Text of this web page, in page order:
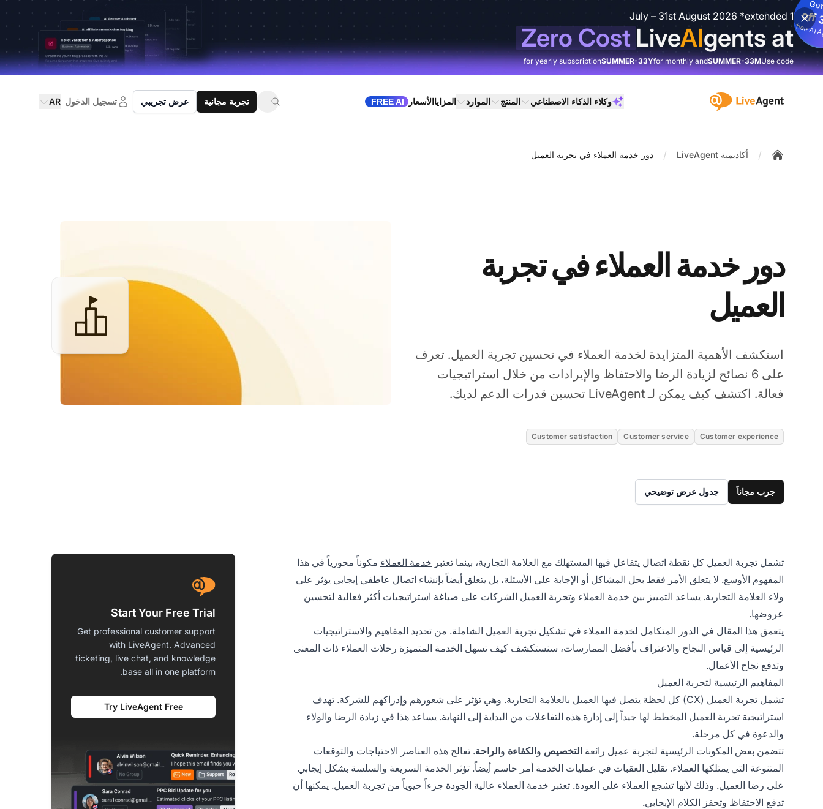
1 July – 31st August 2026 *extended
LiveAIgents at
Zero Cost
3
3
%
o
I
Use code
SUMMER-33M
for monthly and
SUMMER-33Y
for yearly subscription
:site.title وكلاء الذكاء الاصطناعي المنتج الموارد المزاياالأسعار FREE AI تجربة مجانية عرض تجريبي تسجيل الدخول AR
/ أكاديمية LiveAgent / دور خدمة العملاء في تجربة العميل
دور خدمة العملاء في تجربة
العميل
استكشف الأهمية المتزايدة لخدمة العملاء في تحسين تجربة العميل. تعرف
على 6 نصائح لزيادة الرضا والاحتفاظ والإيرادات من خلال استراتيجيات
فعالة. اكتشف كيف يمكن لـ LiveAgent تحسين قدرات الدعم لديك.
Customer experience
Customer service
Customer satisfaction
جرب مجاناً جدول عرض توضيحي
تشمل تجربة العميل كل نقطة اتصال يتفاعل فيها المستهلك مع العلامة التجارية، بينما تعتبر خدمة العملاء مكوناً محورياً في هذا
المفهوم الأوسع. لا يتعلق الأمر فقط بحل المشاكل أو الإجابة على الأسئلة، بل يتعلق أيضاً بإنشاء اتصال عاطفي إيجابي يؤثر على
ولاء العلامة التجارية. يساعد التمييز بين خدمة العملاء وتجربة العميل الشركات على صياغة استراتيجيات أكثر فعالية لتحسين
عروضها.
يتعمق هذا المقال في الدور المتكامل لخدمة العملاء في تشكيل تجربة العميل الشاملة. من تحديد المفاهيم والاستراتيجيات
الرئيسية إلى قياس النجاح والاعتراف بأفضل الممارسات، سنستكشف كيف تسهل الخدمة المتميزة رحلات العملاء ذات المعنى
وتدفع نجاح الأعمال.
المفاهيم الرئيسية لتجربة العميل
تشمل تجربة العميل (CX) كل لحظة يتصل فيها العميل بالعلامة التجارية. وهي تؤثر على شعورهم وإدراكهم للشركة. تهدف
استراتيجية تجربة العميل المخطط لها جيداً إلى إدارة هذه التفاعلات من البداية إلى النهاية. يساعد هذا في زيادة الرضا والولاء
والدعوة في كل مرحلة.
تتضمن بعض المكونات الرئيسية لتجربة عميل رائعة التخصيص والكفاءة والراحة. تعالج هذه العناصر الاحتياجات والتوقعات
المتنوعة التي يمتلكها العملاء. تقليل العقبات في عمليات الخدمة أمر حاسم أيضاً. تؤثر الخدمة السريعة والسلسة بشكل إيجابي
على رضا العميل. وذلك لأنها تشجع العملاء على العودة. تعتبر خدمة العملاء عالية الجودة جزءاً حيوياً من تجربة العميل. يمكنها أن
تدفع الاحتفاظ وتحفز الكلام الإيجابي.
Start Your Free Trial
Get professional customer support
with LiveAgent. Advanced
ticketing, live chat, and knowledge
base all in one platform.
Try LiveAgent Free